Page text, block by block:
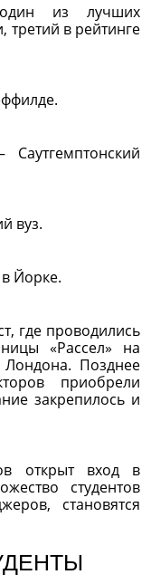
из лучших
третий в рейтинге
вуз.
Йорке.
где проводились
«Рассел» на
Позднее
приобрели
закрепилось и
открыт вход в
студентов
становятся